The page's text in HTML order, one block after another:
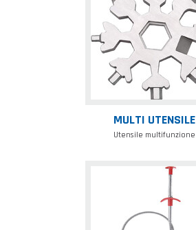
MULTI UTENSILE
Utensile multifunzione
Pinza
raccogli
tutto